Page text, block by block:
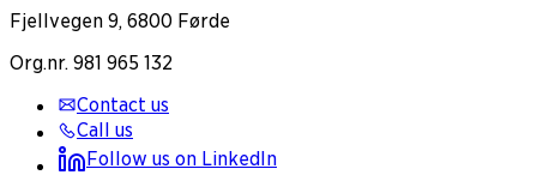
Fjellvegen 9, 6800 Førde
Org.nr. 981 965 132
Contact us
Call us
Follow us on LinkedIn